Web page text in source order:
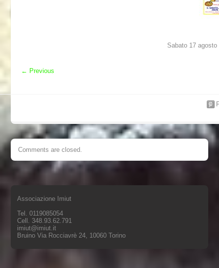
Sabato 17
← Previous
Comments are closed.
Associazione Imiut
Tel. 0119085054
Cell. 348.93.62.791
imiut@imiut.it
Bruino Via Rocciavrè 24, 10060 Torino